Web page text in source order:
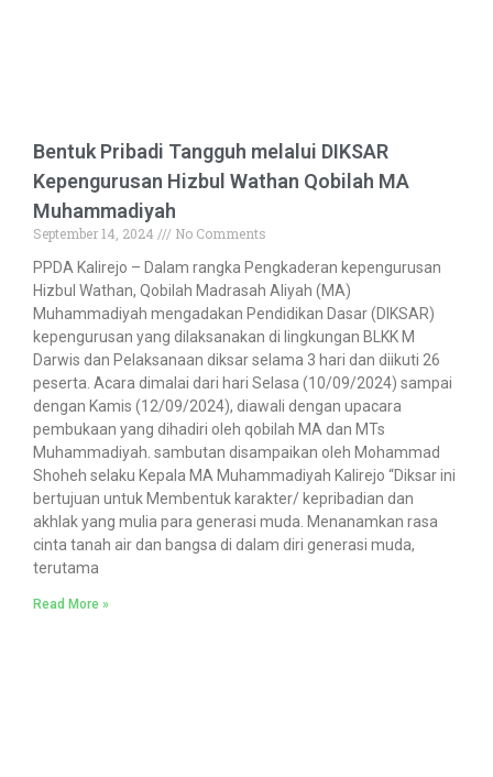
Bentuk Pribadi Tangguh melalui DIKSAR
Kepengurusan Hizbul Wathan Qobilah MA
Muhammadiyah
September 14, 2024
No Comments
PPDA Kalirejo – Dalam rangka Pengkaderan kepengurusan
Hizbul Wathan, Qobilah Madrasah Aliyah (MA)
Muhammadiyah mengadakan Pendidikan Dasar (DIKSAR)
kepengurusan yang dilaksanakan di lingkungan BLKK M
Darwis dan Pelaksanaan diksar selama 3 hari dan diikuti 26
peserta. Acara dimalai dari hari Selasa (10/09/2024) sampai
dengan Kamis (12/09/2024), diawali dengan upacara
pembukaan yang dihadiri oleh qobilah MA dan MTs
Muhammadiyah. sambutan disampaikan oleh Mohammad
Shoheh selaku Kepala MA Muhammadiyah Kalirejo “Diksar ini
bertujuan untuk Membentuk karakter/ kepribadian dan
akhlak yang mulia para generasi muda. Menanamkan rasa
cinta tanah air dan bangsa di dalam diri generasi muda,
terutama
Read More »